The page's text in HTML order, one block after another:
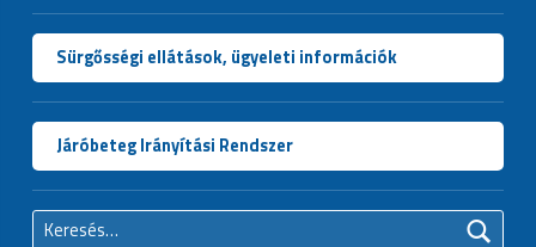
Sürgősségi ellátások, ügyeleti információk
Járóbeteg Irányítási Rendszer
Keresés: